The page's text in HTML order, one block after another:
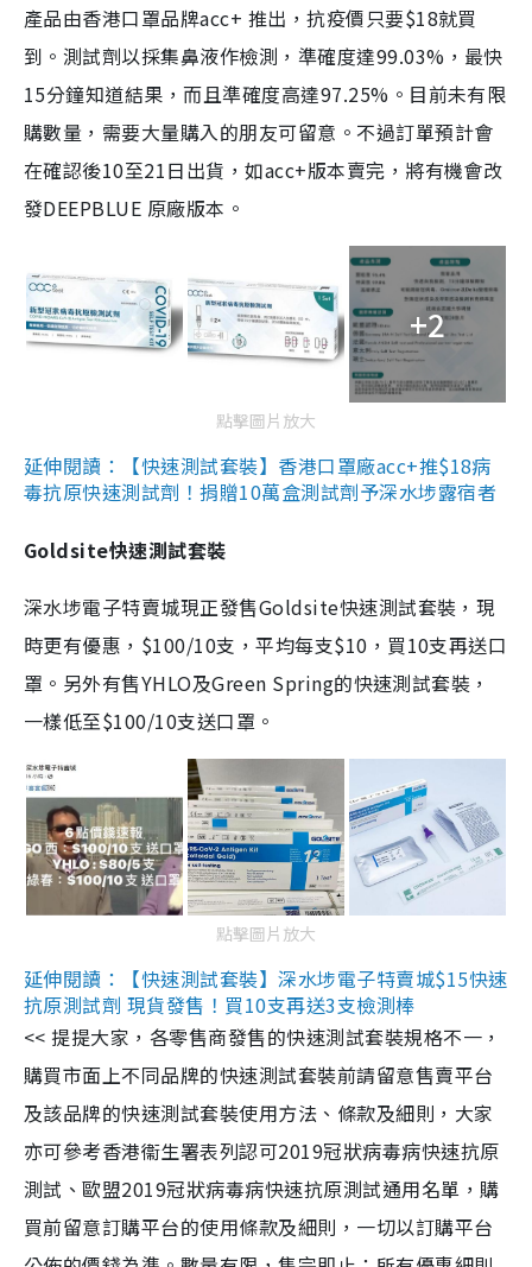
產品由香港口罩品牌acc+ 推出，抗疫價只要$18就買
到。測試劑以採集鼻液作檢測，準確度達99.03%，最快
15分鐘知道結果，而且準確度高達97.25%。目前未有限
購數量，需要大量購入的朋友可留意。不過訂單預計會
在確認後10至21日出貨，如acc+版本賣完，將有機會改
發DEEPBLUE 原廠版本。
+2
點擊圖片放大
延伸閱讀：【快速測試套裝】香港口罩廠acc+推$18病
毒抗原快速測試劑！捐贈10萬盒測試劑予深水埗露宿者
Goldsite快速測試套裝
深水埗電子特賣城現正發售Goldsite快速測試套裝，現
時更有優惠，$100/10支，平均每支$10，買10支再送口
罩。另外有售YHLO及Green Spring的快速測試套裝，
一樣低至$100/10支送口罩。
點擊圖片放大
延伸閱讀：【快速測試套裝】深水埗電子特賣城$15快速
抗原測試劑 現貨發售！買10支再送3支檢測棒
<< 提提大家，各零售商發售的快速測試套裝規格不一，
購買市面上不同品牌的快速測試套裝前請留意售賣平台
及該品牌的快速測試套裝使用方法、條款及細則，大家
亦可參考香港衞生署表列認可2019冠狀病毒病快速抗原
測試、歐盟2019冠狀病毒病快速抗原測試通用名單，購
買前留意訂購平台的使用條款及細則，一切以訂購平台